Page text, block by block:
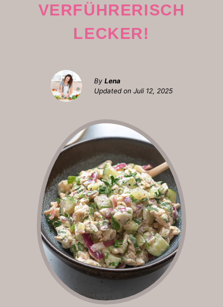
VERFÜHRERISCH
LECKER!
By Lena
Updated on Juli 12, 2025